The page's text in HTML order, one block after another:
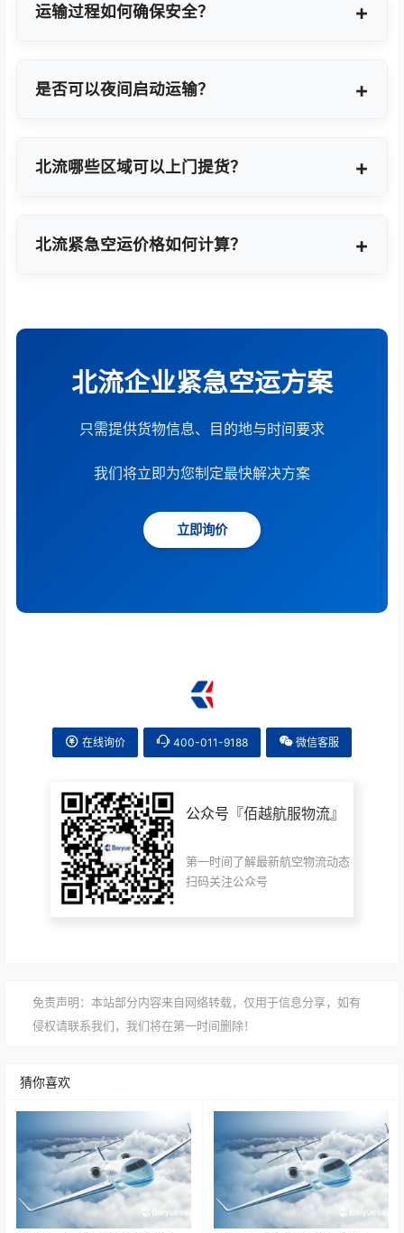
货物特性推荐最优方案。
运输过程如何确保安全？
忧。
是否可以夜间启动运输？
北流哪些区域可以上门提货？
北流紧急空运价格如何计算？
北流企业紧急空运方案
只需提供货物信息、目的地与时间要求
我们将立即为您制定最快解决方案
立即询价
在线询价 400-011-9188 微信客服
公众号『佰越航服物流』
第一时间了解最新航空物流动态
扫码关注公众号
免责声明：本站部分内容来自网络转载，仅用于信息分享，如有
侵权请联系我们，我们将在第一时间删除！
猜你喜欢